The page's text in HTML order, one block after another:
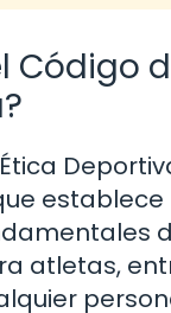
Código
establece
atletas,